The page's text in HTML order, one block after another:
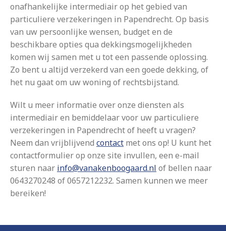
onafhankelijke intermediair op het gebied van
particuliere verzekeringen in Papendrecht. Op basis
van uw persoonlijke wensen, budget en de
beschikbare opties qua dekkingsmogelijkheden
komen wij samen met u tot een passende oplossing.
Zo bent u altijd verzekerd van een goede dekking, of
het nu gaat om uw woning of rechtsbijstand.
Wilt u meer informatie over onze diensten als
intermediair en bemiddelaar voor uw particuliere
verzekeringen in Papendrecht of heeft u vragen?
Neem dan vrijblijvend contact met ons op! U kunt het
contactformulier op onze site invullen, een e-mail
sturen naar info@vanakenboogaard.nl of bellen naar
0643270248 of 0657212232. Samen kunnen we meer
bereiken!